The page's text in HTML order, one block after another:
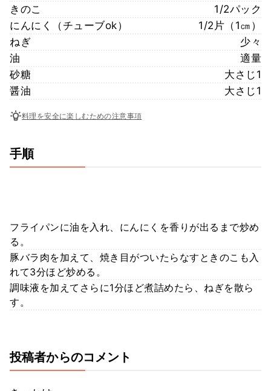
きのこ
1/2パック
にんにく（チューブok）
1/2片（1㎝）
ねぎ
少々
油
適量
砂糖
大さじ1
醤油
大さじ1
料理を安全に楽しむための注意事項
手順
フライパンに油を入れ、にんにくを香りが出るまで炒め
る。
豚バラ肉を加えて、焼き目がついたらなすときのこも入
れて3分ほど炒める。
調味液を加えてさらに1分ほど煮詰めたら、ねぎを散ら
す。
投稿者からのコメント